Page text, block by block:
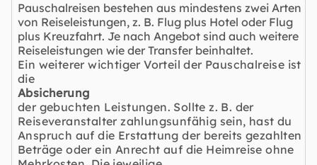
Pauschalreisen bestehen aus mindestens zwei Arten
von Reiseleistungen, z. B. Flug plus Hotel oder Flug
plus Kreuzfahrt. Je nach Angebot sind auch weitere
Reiseleistungen wie der Transfer beinhaltet.
Ein weiterer wichtiger Vorteil der Pauschalreise ist
die
Absicherung
der gebuchten Leistungen. Sollte z. B. der
Reiseveranstalter zahlungsunfähig sein, hast du
Anspruch auf die Erstattung der bereits gezahlten
Beträge oder ein Anrecht auf die Heimreise ohne